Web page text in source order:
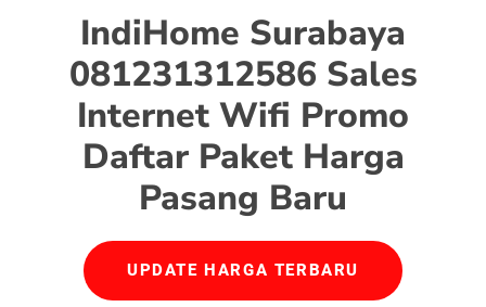
IndiHome Surabaya
081231312586 Sales
Internet Wifi Promo
Daftar Paket Harga
Pasang Baru
UPDATE HARGA TERBARU